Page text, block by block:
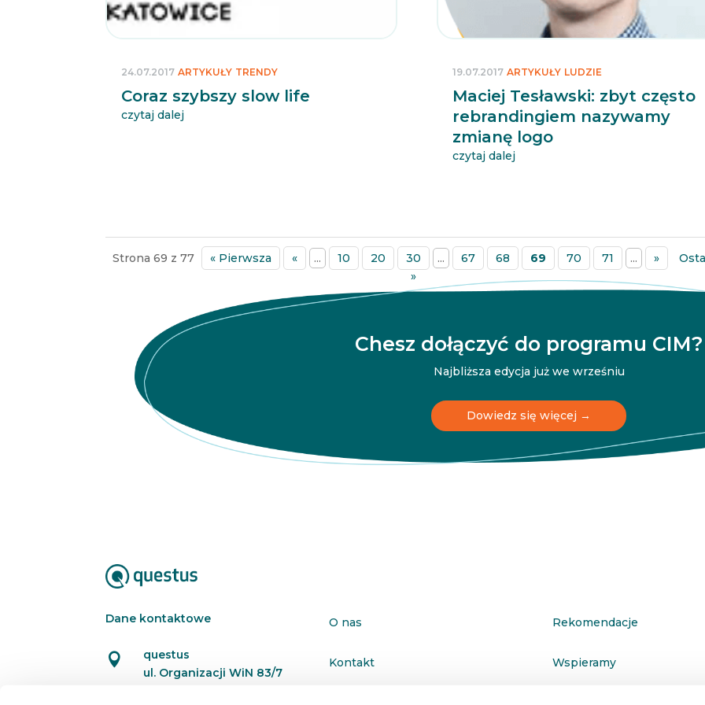
Coraz szybszy slow life
24.07.2017 ARTYKUŁY TRENDY
czytaj dalej
Maciej Tesławski: zbyt często
rebrandingiem nazywamy
zmianę logo
19.07.2017 ARTYKUŁY LUDZIE
czytaj dalej
Strona 69 z 77 « Pierwsza « ... 10 20 30 ... 67 68 69 70 71 ... »
»
Chesz dołączyć do programu CIM?
Najbliższa edycja już we wrześniu
Dowiedz się więcej →
Dane kontaktowe

questus
ul. Organizacji WiN 83/7
O nas
Kontakt
Rekomendacje
Wspieramy